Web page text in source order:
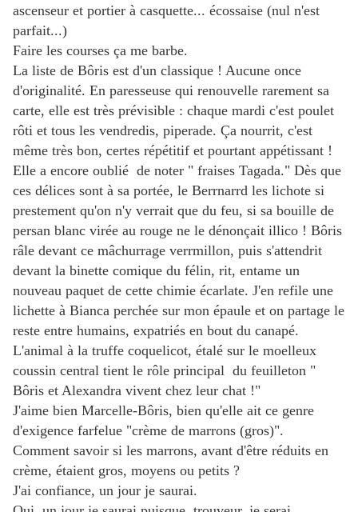
ascenseur et portier à casquette... écossaise (nul n'est
parfait...)
Faire les courses ça me barbe.
La liste de Bôris est d'un classique ! Aucune once
d'originalité. En paresseuse qui renouvelle rarement sa
carte, elle est très prévisible : chaque mardi c'est poulet
rôti et tous les vendredis, piperade. Ça nourrit, c'est
même très bon, certes répétitif et pourtant appétissant !
Elle a encore oublié de noter " fraises Tagada." Dès que
ces délices sont à sa portée, le Berrnarrd les lichote si
prestement qu'on n'y verrait que du feu, si sa bouille de
persan blanc virée au rouge ne le dénonçait illico ! Bôris
râle devant ce mâchurrage verrmillon, puis s'attendrit
devant la binette comique du félin, rit, entame un
nouveau paquet de cette chimie écarlate. J'en refile une
lichette à Bianca perchée sur mon épaule et on partage le
reste entre humains, expatriés en bout du canapé.
L'animal à la truffe coquelicot, étalé sur le moelleux
coussin central tient le rôle principal du feuilleton "
Bôris et Alexandra vivent chez leur chat !"
J'aime bien Marcelle-Bôris, bien qu'elle ait ce genre
d'exigence farfelue "crème de marrons (gros)".
Comment savoir si les marrons, avant d'être réduits en
crème, étaient gros, moyens ou petits ?
J'ai confiance, un jour je saurai.